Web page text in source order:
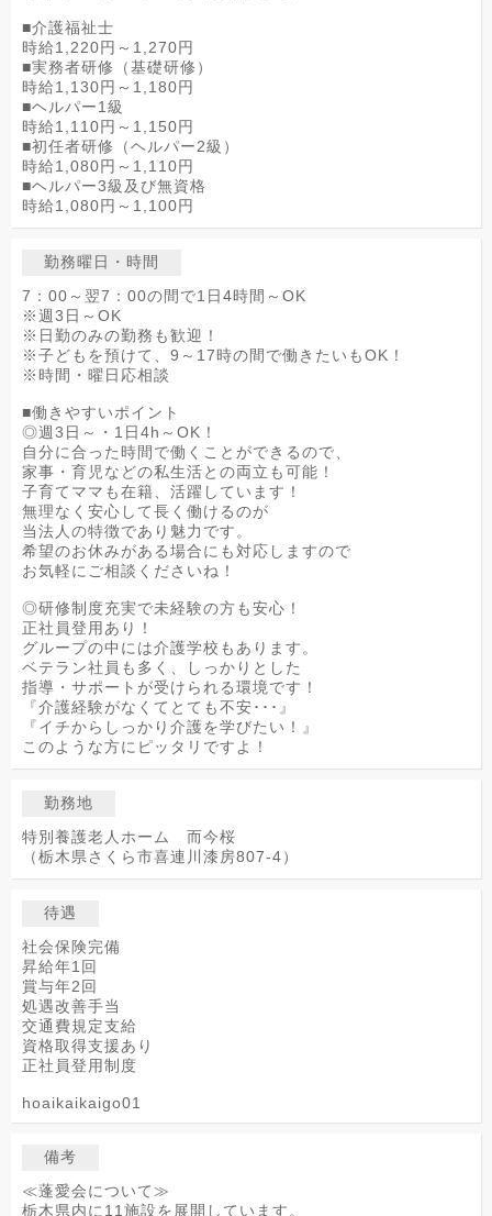
■介護福祉士
時給1,220円～1,270円
■実務者研修（基礎研修）
時給1,130円～1,180円
■ヘルパー1級
時給1,110円～1,150円
■初任者研修（ヘルパー2級）
時給1,080円～1,110円
■ヘルパー3級及び無資格
時給1,080円～1,100円
勤務曜日・時間
7：00～翌7：00の間で1日4時間～OK
※週3日～OK
※日勤のみの勤務も歓迎！
※子どもを預けて、9～17時の間で働きたいもOK！
※時間・曜日応相談
■働きやすいポイント
◎週3日～・1日4h～OK！
自分に合った時間で働くことができるので、
家事・育児などの私生活との両立も可能！
子育てママも在籍、活躍しています！
無理なく安心して長く働けるのが
当法人の特徴であり魅力です。
希望のお休みがある場合にも対応しますので
お気軽にご相談くださいね！
◎研修制度充実で未経験の方も安心！
正社員登用あり！
グループの中には介護学校もあります。
ベテラン社員も多く、しっかりとした
指導・サポートが受けられる環境です！
『介護経験がなくてとても不安･･･』
『イチからしっかり介護を学びたい！』
このような方にピッタリですよ！
勤務地
特別養護老人ホーム 而今桜
（栃木県さくら市喜連川漆房807-4）
待遇
社会保険完備
昇給年1回
賞与年2回
処遇改善手当
交通費規定支給
資格取得支援あり
正社員登用制度
hoaikaikaigo01
備考
≪蓬愛会について≫
栃木県内に11施設を展開しています。